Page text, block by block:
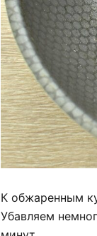
К обжаренным
Убавляем